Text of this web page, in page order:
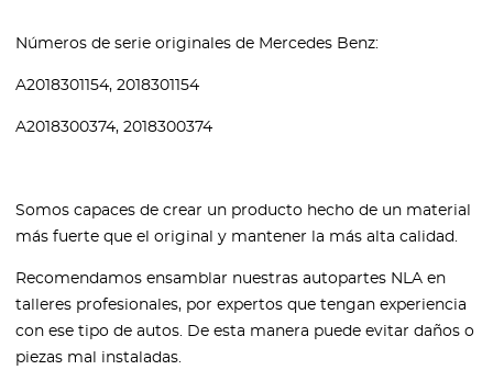
Números de serie originales de Mercedes Benz:
A2018301154, 2018301154
A2018300374, 2018300374
Somos capaces de crear un producto hecho de un material
más fuerte que el original y mantener la más alta calidad.
Recomendamos ensamblar nuestras autopartes NLA en
talleres profesionales, por expertos que tengan experiencia
con ese tipo de autos. De esta manera puede evitar daños o
piezas mal instaladas.